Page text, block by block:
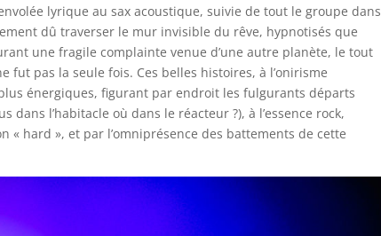
lyrique au sax acoustique, suivie de tout le groupe dans
dû traverser le mur invisible du rêve, hypnotisés que
une fragile complainte venue d’une autre planète, le tout
pas la seule fois. Ces belles histoires, à l’onirisme
énergiques, figurant par endroit les fulgurants départs
dans l’habitacle où dans le réacteur ?), à l’essence rock,
hard », et par l’omniprésence des battements de cette